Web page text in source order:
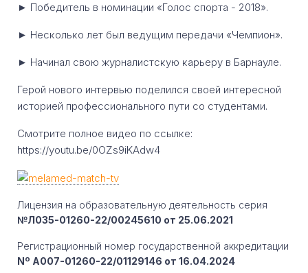
► Победитель в номинации «Голос спорта - 2018».
► Несколько лет был ведущим передачи «Чемпион».
► Начинал свою журналистскую карьеру в Барнауле.
Герой нового интервью поделился своей интересной
историей профессионального пути со студентами.
Смотрите полное видео по ссылке:
https://youtu.be/0OZs9iKAdw4
Лицензия на образовательную деятельность серия
№Л035-01260-22/00245610 от 25.06.2021
Регистрационный номер государственной аккредитации
Nº A007-01260-22/01129146 от 16.04.2024